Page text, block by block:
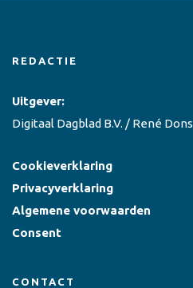
REDACTIE
Uitgever:
Digitaal Dagblad B.V. / René Dons
Cookieverklaring
Privacyverklaring
Algemene voorwaarden
Consent
CONTACT